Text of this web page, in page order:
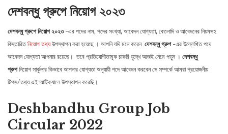
দেশবন্ধু গ্রুপে নিয়োগ ২০২৩
দেশবন্ধু গ্রুপে নিয়োগ ২০২৩ -এর পদের নাম, পদের সংখ্যা, আবেদন যোগ্যতা, বেতনাদি ও আবেদনের নিয়মসহ
বিস্তারিত নিয়োগ তথ্যউপস্থাপন করা হয়েছে । আপনি যদি মনে করেন দেশবন্ধু গ্রুপ -এর উল্লেখিত পদে
আবেদন যোগ্যতা আপনার রয়েছে। তবে প্রতিযোগীতামূক চাকরি যুদ্ধে আজই নেমে পড়ুন । দেশবন্ধু
গ্রুপনিয়োগ সার্কুলার কিভাবে আপনার যোগ্যতা অনুযায়ী পদে আবেদন করবেন সে সম্পর্কে আমরা প্রয়োজনীয়
টিপস/তথ্য এই আটিক্যালে উপস্থাপন করেছি।
Deshbandhu Group Job
Circular 2022